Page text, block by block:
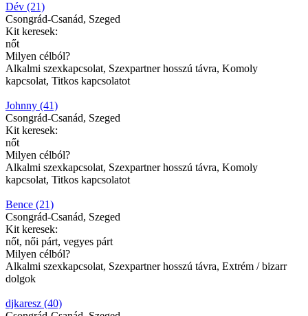
Dév (21)
Csongrád-Csanád, Szeged
Kit keresek:
nőt
Milyen célból?
Alkalmi szexkapcsolat, Szexpartner hosszú távra, Komoly
kapcsolat, Titkos kapcsolatot
Johnny (41)
Csongrád-Csanád, Szeged
Kit keresek:
nőt
Milyen célból?
Alkalmi szexkapcsolat, Szexpartner hosszú távra, Komoly
kapcsolat, Titkos kapcsolatot
Bence (21)
Csongrád-Csanád, Szeged
Kit keresek:
nőt, női párt, vegyes párt
Milyen célból?
Alkalmi szexkapcsolat, Szexpartner hosszú távra, Extrém / bizarr
dolgok
djkaresz (40)